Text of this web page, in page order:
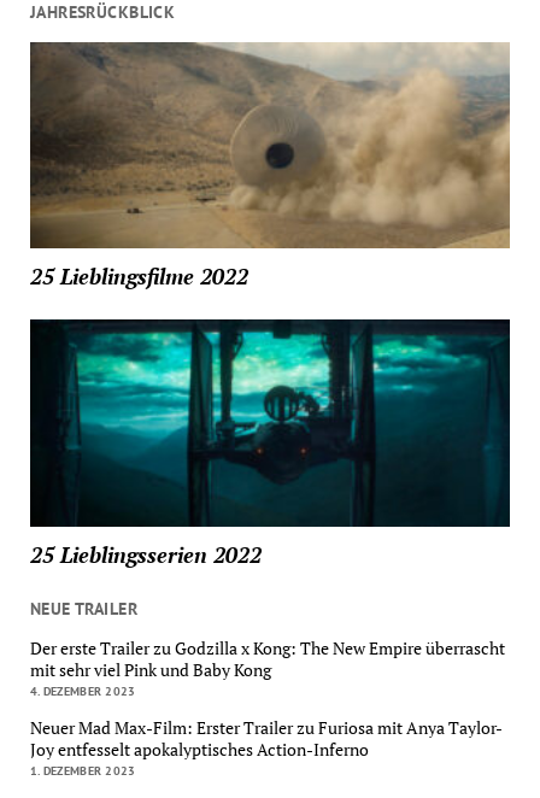
JAHRESRÜCKBLICK
25 Lieblingsfilme 2022
25 Lieblingsserien 2022
NEUE TRAILER
Der erste Trailer zu Godzilla x Kong: The New Empire überrascht
mit sehr viel Pink und Baby Kong
4. DEZEMBER 2023
Neuer Mad Max-Film: Erster Trailer zu Furiosa mit Anya Taylor-
Joy entfesselt apokalyptisches Action-Inferno
1. DEZEMBER 2023